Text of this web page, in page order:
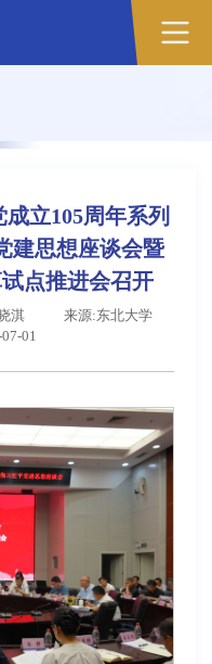
立105周年系列
建思想座谈会暨
点推进会召开
淇
来源:东北大学
01